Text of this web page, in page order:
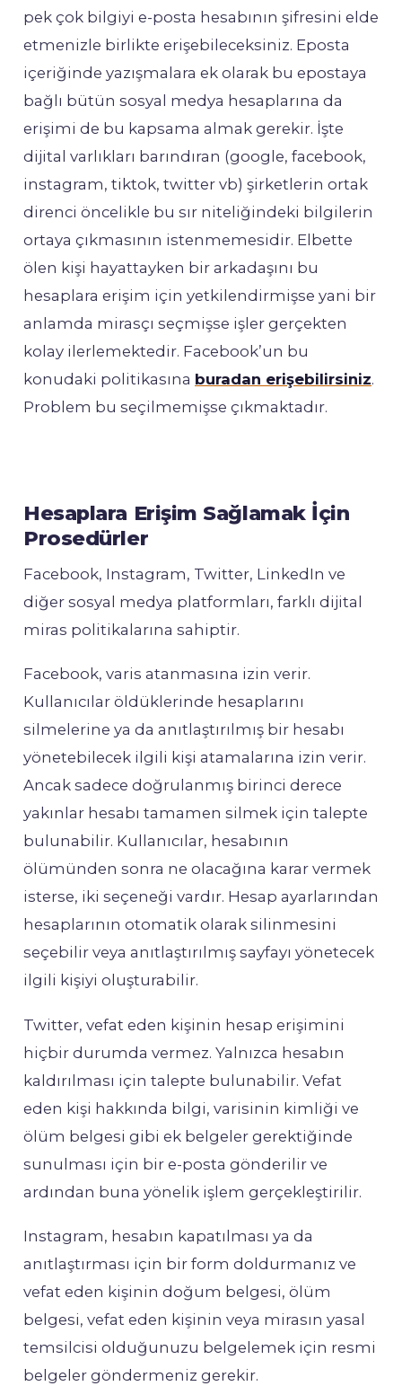
pek çok bilgiyi e-posta hesabının şifresini elde
etmenizle birlikte erişebileceksiniz. Eposta
içeriğinde yazışmalara ek olarak bu epostaya
bağlı bütün sosyal medya hesaplarına da
erişimi de bu kapsama almak gerekir. İşte
dijital varlıkları barındıran (google, facebook,
instagram, tiktok, twitter vb) şirketlerin ortak
direnci öncelikle bu sır niteliğindeki bilgilerin
ortaya çıkmasının istenmemesidir. Elbette
ölen kişi hayattayken bir arkadaşını bu
hesaplara erişim için yetkilendirmişse yani bir
anlamda mirasçı seçmişse işler gerçekten
kolay ilerlemektedir. Facebook’un bu
konudaki politikasına buradan erişebilirsiniz.
Problem bu seçilmemişse çıkmaktadır.
Hesaplara Erişim Sağlamak İçin
Prosedürler
Facebook, Instagram, Twitter, LinkedIn ve
diğer sosyal medya platformları, farklı dijital
miras politikalarına sahiptir.
Facebook, varis atanmasına izin verir.
Kullanıcılar öldüklerinde hesaplarını
silmelerine ya da anıtlaştırılmış bir hesabı
yönetebilecek ilgili kişi atamalarına izin verir.
Ancak sadece doğrulanmış birinci derece
yakınlar hesabı tamamen silmek için talepte
bulunabilir. Kullanıcılar, hesabının
ölümünden sonra ne olacağına karar vermek
isterse, iki seçeneği vardır. Hesap ayarlarından
hesaplarının otomatik olarak silinmesini
seçebilir veya anıtlaştırılmış sayfayı yönetecek
ilgili kişiyi oluşturabilir.
Twitter, vefat eden kişinin hesap erişimini
hiçbir durumda vermez. Yalnızca hesabın
kaldırılması için talepte bulunabilir. Vefat
eden kişi hakkında bilgi, varisinin kimliği ve
ölüm belgesi gibi ek belgeler gerektiğinde
sunulması için bir e-posta gönderilir ve
ardından buna yönelik işlem gerçekleştirilir.
Instagram, hesabın kapatılması ya da
anıtlaştırması için bir form doldurmanız ve
vefat eden kişinin doğum belgesi, ölüm
belgesi, vefat eden kişinin veya mirasın yasal
temsilcisi olduğunuzu belgelemek için resmi
belgeler göndermeniz gerekir.